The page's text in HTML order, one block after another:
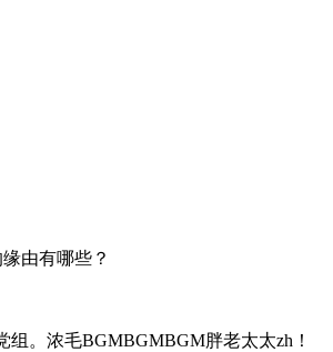
由有哪些？
。浓毛BGMBGMBGM胖老太太zh！